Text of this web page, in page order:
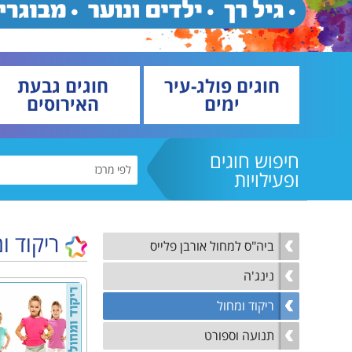
קיץ
נהלי הרשמה לקייטנות
הקיץ
נגישות והשתלבות
חוגים פולג-עיר
ימים
חוגים גבעת
האירוסים
חיפוש חוגים
ופעילויות
ביה"ס למחול אורבן פלייס
נינג'ה
ריקוד ומחול
תנועה וספורט
ריקוד